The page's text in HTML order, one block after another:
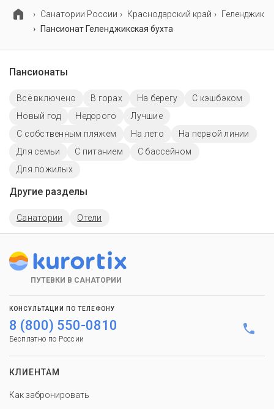
менеджера, возможно, услуга оплачивается отдельно.
Cанатории России Краснодарский край
Геленджик
Пансионат Геленджикская бухта
Пансионаты
Всё включено В горах На берегу
С кэшбэком
Новый год
Недорого
Лучшие
С собственным пляжем
На лето
На первой линии
Для семьи
С питанием
C бассейном
Для пожилых
Другие разделы
Санатории Отели
ПУТЕВКИ В САНАТОРИИ
КОНСУЛЬТАЦИИ ПО ТЕЛЕФОНУ
8 (800) 550-0810
Бесплатно по России
КЛИЕНТАМ
Как забронировать